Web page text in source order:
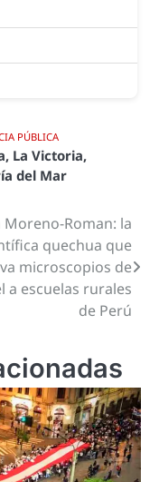
PÚBLICA
, La Victoria,
del Mar
Moreno-Roman: la
quechua que
microscopios de
a escuelas rurales
de Perú